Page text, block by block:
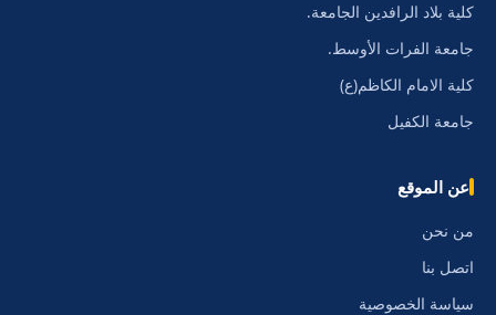
كلية بلاد الرافدين الجامعة.
جامعة الفرات الأوسط.
كلية الامام الكاظم(ع)
جامعة الكفيل
عن الموقع
من نحن
اتصل بنا
سياسة الخصوصية